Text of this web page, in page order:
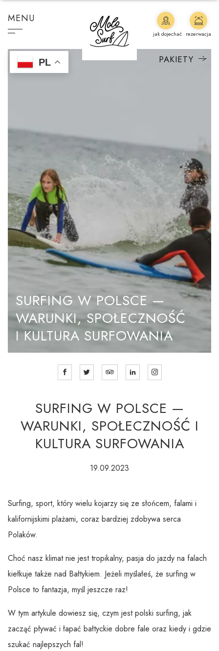
MENU
PL PAKIETY
jak dojechać rezerwacja
SURFING W POLSCE —
WARUNKI, SPOŁECZNOŚĆ
I KULTURA SURFOWANIA
SURFING W POLSCE —
WARUNKI, SPOŁECZNOŚĆ I
KULTURA SURFOWANIA
19.09.2023
Surfing, sport, który wielu kojarzy się ze słońcem, falami i
kalifornijskimi plażami, coraz bardziej zdobywa serca
Polaków.
Choć nasz klimat nie jest tropikalny, pasja do jazdy na falach
kiełkuje także nad Bałtykiem. Jeżeli myślałeś, że surfing w
Polsce to fantazja, myśl jeszcze raz!
W tym artykule dowiesz się, czym jest polski surfing, jak
zacząć pływać i łapać bałtyckie dobre fale oraz kiedy i gdzie
szukać najlepszych fal!